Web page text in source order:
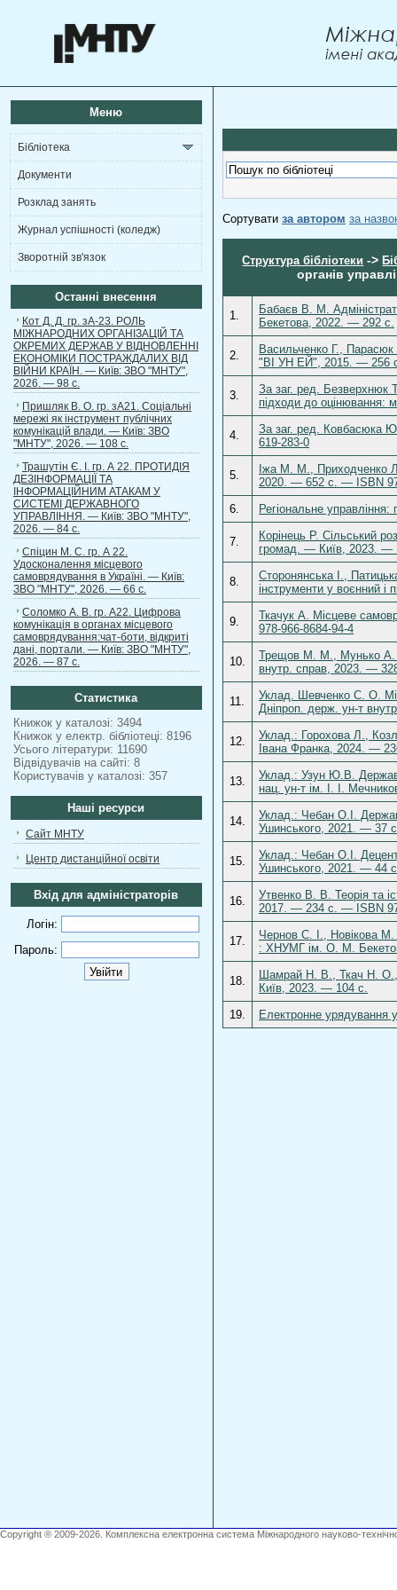
Меню
Бібліотека
Документи
Розклад занять
Журнал успішності (коледж)
Зворотній зв'язок
Останні внесення
Кот Д. Д. гр. зА-23. РОЛЬ
МІЖНАРОДНИХ ОРГАНІЗАЦІЙ ТА
ОКРЕМИХ ДЕРЖАВ У ВІДНОВЛЕННІ
ЕКОНОМІКИ ПОСТРАЖДАЛИХ ВІД
ВІЙНИ КРАЇН. — Київ: ЗВО "МНТУ",
2026. — 98 с.
Пришляк В. О. гр. зА21. Соціальні
мережі як інструмент публічних
комунікацій влади. — Київ: ЗВО
"МНТУ", 2026. — 108 с.
Трашутін Є. І. гр. А 22. ПРОТИДІЯ
ДЕЗІНФОРМАЦІЇ ТА
ІНФОРМАЦІЙНИМ АТАКАМ У
СИСТЕМІ ДЕРЖАВНОГО
УПРАВЛІННЯ. — Київ: ЗВО "МНТУ",
2026. — 84 с.
Спіцин М. С. гр. А 22.
Удосконалення місцевого
самоврядування в Україні. — Київ:
ЗВО "МНТУ", 2026. — 66 с.
Соломко А. В. гр. А22. Цифрова
комунікація в органах місцевого
самоврядування:чат-боти, відкриті
дані, портали. — Київ: ЗВО "МНТУ",
2026. — 87 с.
Статистика
Книжок у каталозі: 3494
Книжок у електр. бібліотеці: 8196
Усього літератури: 11690
Відвідувачів на сайті: 8
Користувачів у каталозі: 357
Наші ресурси
Сайт МНТУ
Центр дистанційної освіти
Вхід для адміністраторів
Логін:
Пароль:
Сортувати за автором за
Структура бібліотеки ->
органів
1.
Бабаєв В. М.
Бекетова, 2022. — 292 с.
2.
Васильченко Г.,
"ВІ УН ЕЙ", 2015. — 256
3.
За заг. ред. Безверхнюк
підходи до
4.
За заг. ред. Ковбасюка
619-283-0
5.
Іжа М. М., Приходченко
2020. — 652 с. — ISBN
6.
Регіональне
7.
Корінець Р. Сільський
громад. — Київ, 2023. —
8.
Сторонянська І.,
інструменти у воєнний
9.
Ткачук А. Місцеве
978-966-8684-94-4
10.
Трещов М. М., Мунько А.
внутр. справ, 2023. —
11.
Уклад. Шевченко С. О.
Дніпроп. держ. ун-т
12.
Уклад.: Горохова Л.,
Івана Франка, 2024. —
13.
Уклад.: Узун Ю.В.
нац. ун-т ім. І. І.
14.
Уклад.: Чебан О.І.
Ушинського, 2021. — 37
15.
Уклад.: Чебан О.І.
Ушинського, 2021. — 44
16.
Утвенко В. В. Теорія та
2017. — 234 с. — ISBN
17.
Чернов С. І., Новікова
: ХНУМГ ім. О. М.
18.
Шамрай Н. В., Ткач Н. О.,
Київ, 2023. — 104 с.
19.
Електронне урядування
Copyright ® 2009-2026. Комплексна електронна система Міжнародного науково-